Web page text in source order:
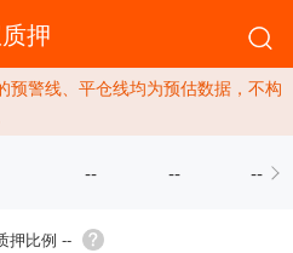
押
预警线、平仓线均为预估数据，不构
-- -- --
押比例 --